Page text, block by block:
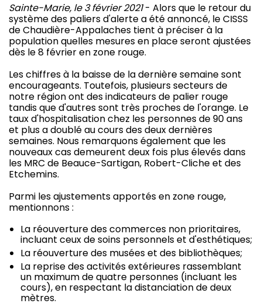
Sainte-Marie, le 3 février 2021- Alors que le retour du
système des paliers d'alerte a été annoncé, le CISSS
de Chaudière-Appalaches tient à préciser à la
population quelles mesures en place seront ajustées
dès le 8 février en zone rouge.
Les chiffres à la baisse de la dernière semaine sont
encourageants. Toutefois, plusieurs secteurs de
notre région ont des indicateurs de palier rouge
tandis que d'autres sont très proches de l'orange. Le
taux d'hospitalisation chez les personnes de 90 ans
et plus a doublé au cours des deux dernières
semaines. Nous remarquons également que les
nouveaux cas demeurent deux fois plus élevés dans
les MRC de Beauce-Sartigan, Robert-Cliche et des
Etchemins.
Parmi les ajustements apportés en zone rouge,
mentionnons :
La réouverture des commerces non prioritaires,
incluant ceux de soins personnels et d'esthétiques;
La réouverture des musées et des bibliothèques;
La reprise des activités extérieures rassemblant
un maximum de quatre personnes (incluant les
cours), en respectant la distanciation de deux
mètres.